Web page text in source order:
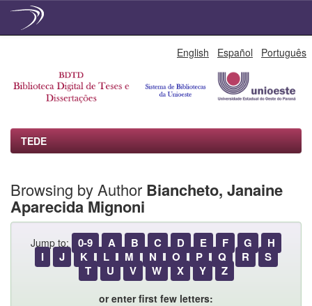
English Español Português
TEDE
Browsing by Author Biancheto, Janaine
Aparecida Mignoni
Jump to: 0-9 A B C D E F G
H
I
J K L M N O P Q R
S
T
U V W X Y Z
or enter first few letters: